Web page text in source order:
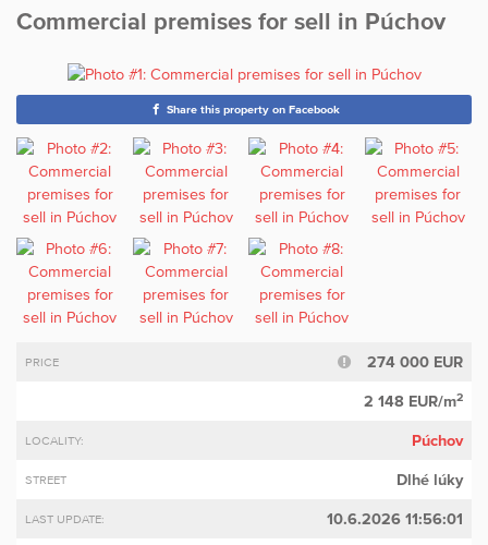
Commercial premises for sell in Púchov
Share this property on Facebook
PRICE 274 000 EUR
2 148 EUR/m2
LOCALITY: Púchov
STREET Dlhé lúky
LAST UPDATE: 10.6.2026 11:56:01